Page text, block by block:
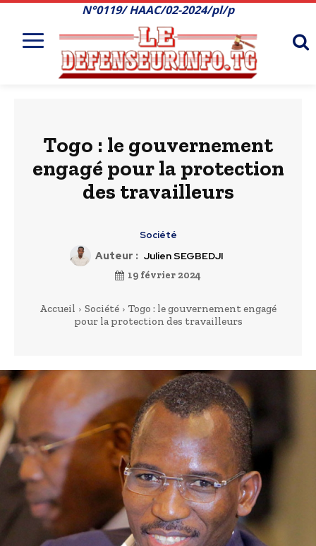
N°0119/ HAAC/02-2024/pl/p
Togo : le gouvernement
engagé pour la protection
des travailleurs
Société
Auteur : Julien SEGBEDJI
19 février 2024
Accueil Société
Togo : le gouvernement engagé
pour la protection des travailleurs